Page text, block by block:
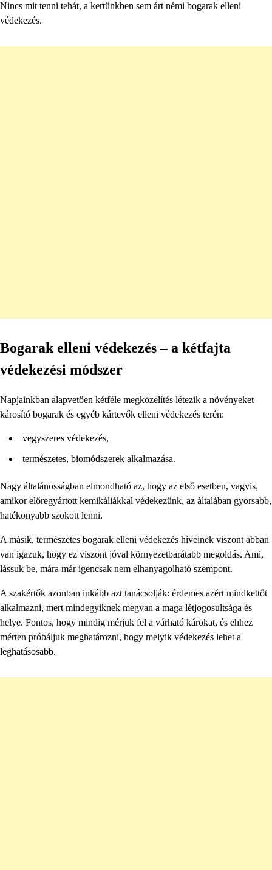
Nincs mit tenni tehát, a kertünkben sem árt némi bogarak elleni
védekezés.
Bogarak elleni védekezés – a kétfajta
védekezési módszer
Napjainkban alapvetően kétféle megközelítés létezik a növényeket
károsító bogarak és egyéb kártevők elleni védekezés terén:
vegyszeres védekezés,
természetes, biomódszerek alkalmazása.
Nagy általánosságban elmondható az, hogy az első esetben, vagyis,
amikor előregyártott kemikáliákkal védekezünk, az általában gyorsabb,
hatékonyabb szokott lenni.
A másik, természetes bogarak elleni védekezés híveinek viszont abban
van igazuk, hogy ez viszont jóval környezetbarátabb megoldás. Ami,
lássuk be, mára már igencsak nem elhanyagolható szempont.
A szakértők azonban inkább azt tanácsolják: érdemes azért mindkettőt
alkalmazni, mert mindegyiknek megvan a maga létjogosultsága és
helye. Fontos, hogy mindig mérjük fel a várható károkat, és ehhez
mérten próbáljuk meghatározni, hogy melyik védekezés lehet a
leghatásosabb.